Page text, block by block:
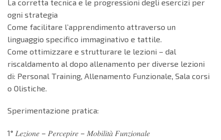
La corretta tecnica e le progressioni degli esercizi per
ogni strategia
Come facilitare l’apprendimento attraverso un
linguaggio specifico immaginativo e tattile.
Come ottimizzare e strutturare le lezioni – dal
riscaldamento al dopo allenamento per diverse lezioni
di: Personal Training, Allenamento Funzionale, Sala corsi
o Olistiche.
Sperimentazione pratica:
1° 𝐿𝑒𝑧𝑖𝑜𝑛𝑒 – 𝑃𝑒𝑟𝑐𝑒𝑝𝑖𝑟𝑒 – 𝑀𝑜𝑏𝑖𝑙𝑖𝑡𝑎̀ 𝐹𝑢𝑛𝑧𝑖𝑜𝑛𝑎𝑙𝑒